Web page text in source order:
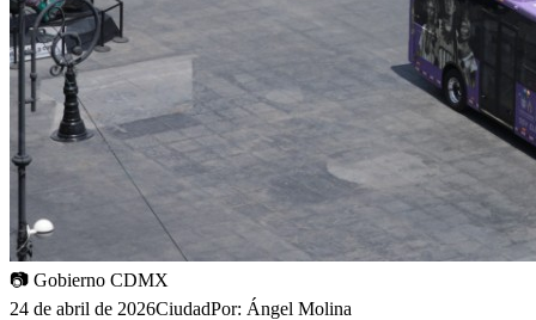
📷 Gobierno CDMX
24 de abril de 2026CiudadPor: Ángel Molina